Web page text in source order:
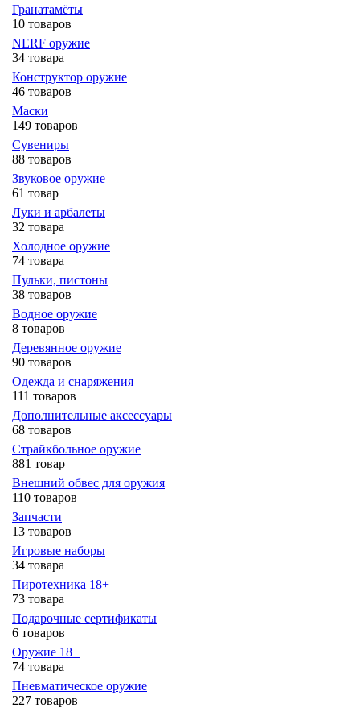
Гранатамёты
10 товаров
NERF оружие
34 товара
Конструктор оружие
46 товаров
Маски
149 товаров
Сувениры
88 товаров
Звуковое оружие
61 товар
Луки и арбалеты
32 товара
Холодное оружие
74 товара
Пульки, пистоны
38 товаров
Водное оружие
8 товаров
Деревянное оружие
90 товаров
Одежда и снаряжения
111 товаров
Дополнительные аксессуары
68 товаров
Страйкбольное оружие
881 товар
Внешний обвес для оружия
110 товаров
Запчасти
13 товаров
Игровые наборы
34 товара
Пиротехника 18+
73 товара
Подарочные сертификаты
6 товаров
Оружие 18+
74 товара
Пневматическое оружие
227 товаров